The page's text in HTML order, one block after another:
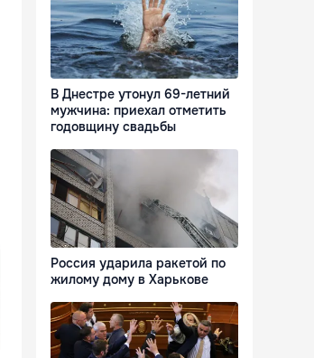
В Днестре утонул 69-летний
мужчина: приехал отметить
годовщину свадьбы
Россия ударила ракетой по
жилому дому в Харькове